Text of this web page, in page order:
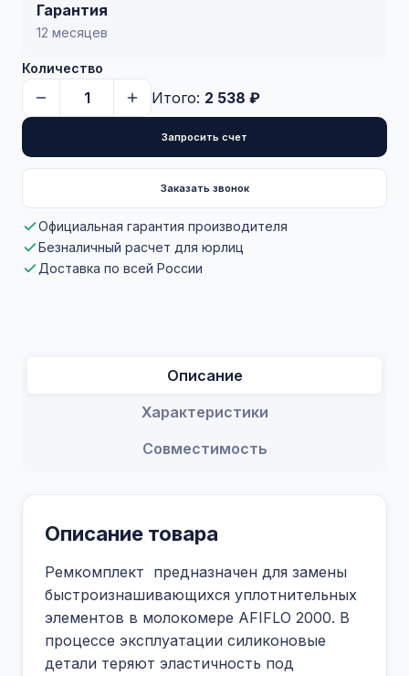
Гарантия
12 месяцев
Количество
Итого: 2 538 ₽
Запросить счет
Заказать звонок
Официальная гарантия производителя
Безналичный расчет для юрлиц
Доставка по всей России
Описание
Характеристики
Совместимость
Описание товара
Ремкомплект предназначен для замены
быстроизнашивающихся уплотнительных
элементов в молокомере AFIFLO 2000. В
процессе эксплуатации силиконовые
детали теряют эластичность под